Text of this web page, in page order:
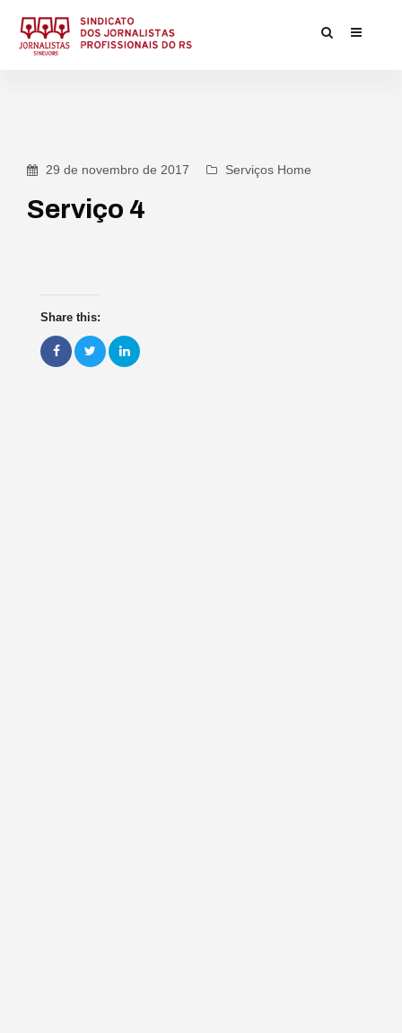
29 de novembro de 2017 Serviços Home
Serviço 4
Share this: